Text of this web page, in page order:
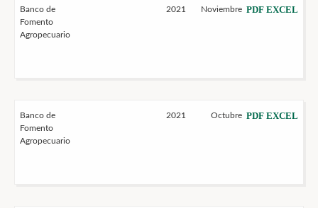
Banco de
Fomento
Agropecuario
2021 Noviembre PDF EXCEL
Banco de
Fomento
Agropecuario
2021 Octubre PDF EXCEL